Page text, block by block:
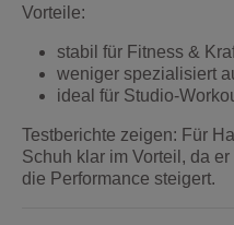
Vorteile:
stabil für Fitness &
weniger spezialisiert
ideal für Studio-
Testberichte zeigen: Für
Schuh klar im Vorteil, da
die Performance steigert.